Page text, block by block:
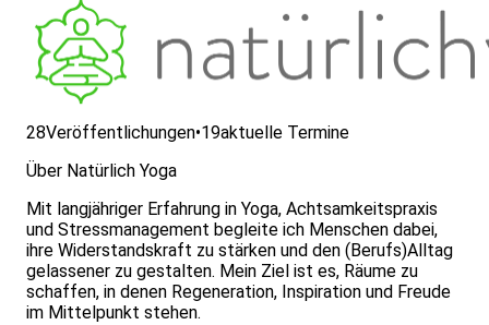
28Veröffentlichungen•19aktuelle Termine
Über Natürlich Yoga
Mit langjähriger Erfahrung in Yoga, Achtsamkeitspraxis
und Stressmanagement begleite ich Menschen dabei,
ihre Widerstandskraft zu stärken und den (Berufs)Alltag
gelassener zu gestalten. Mein Ziel ist es, Räume zu
schaffen, in denen Regeneration, Inspiration und Freude
im Mittelpunkt stehen.